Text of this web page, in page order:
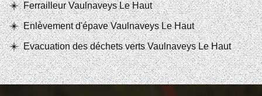
Ferrailleur Vaulnaveys Le Haut
Enlèvement d'épave Vaulnaveys Le Haut
Evacuation des déchets verts Vaulnaveys Le Haut